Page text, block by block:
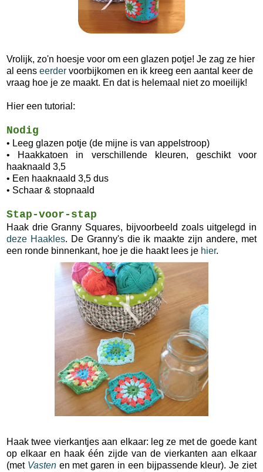
Vrolijk, zo'n hoesje voor om een glazen potje! Je zag ze hier
al eens eerder voorbijkomen en ik kreeg een aantal keer de
vraag hoe je ze maakt. En dat is helemaal niet zo moeilijk!
Hier een tutorial:
Nodig
• Leeg glazen potje (de mijne is van appelstroop)
• Haakkatoen in verschillende kleuren, geschikt voor
haaknaald 3,5
• Een haaknaald 3,5 dus
• Schaar & stopnaald
Stap-voor-stap
Haak drie Granny Squares, bijvoorbeeld zoals uitgelegd in
deze Haakles. De Granny's die ik maakte zijn andere, met
een ronde binnenkant, hoe je die haakt lees je hier.
Haak twee vierkantjes aan elkaar: leg ze met de goede kant
op elkaar en haak één zijde van de vierkanten aan elkaar
(met Vasten en met garen in een bijpassende kleur). Je ziet